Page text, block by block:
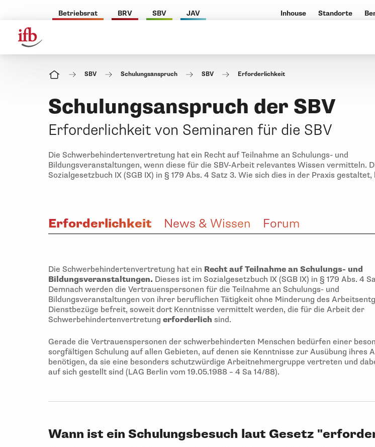
Betriebsrat BRV SBV JAV Inhouse Standorte
SBV Schulungsanspruch SBV Erforderlichkeit
Schulungsanspruch der SBV
Erforderlichkeit von Seminaren für die SBV
Die Schwerbehindertenvertretung hat ein Recht auf Teilnahme an Schulungs- und
Bildungsveranstaltungen, wenn diese für die SBV-Arbeit relevantes Wissen vermitteln.
Sozialgesetzbuch IX (SGB IX) in § 179 Abs. 4 Satz 3. Wie sich dies in der Praxis gestaltet,
Erforderlichkeit News & Wissen Forum
Die Schwerbehindertenvertretung hat ein Recht auf Teilnahme an Schulungs- und
Bildungsveranstaltungen. Dieses ist im Sozialgesetzbuch IX (SGB IX) in § 179 Abs. 4
Demnach werden die Vertrauenspersonen für die Teilnahme an Schulungs- und
Bildungsveranstaltungen von ihrer beruflichen Tätigkeit ohne Minderung des
Dienstbezüge befreit, soweit dort Kenntnisse vermittelt werden, die für die Arbeit der
Schwerbehindertenvertretung erforderlich sind.
Gerade die Vertrauenspersonen der schwerbehinderten Menschen bedürfen einer
sorgfältigen Schulung auf allen Gebieten, auf denen sie Kenntnisse zur Ausübung ihres
benötigen, da sie eine besonders schutzwürdige Arbeitnehmergruppe vertreten und
auf sich gestellt sind (LAG Berlin vom 19.05.1988 – 4 Sa 14/88).
Wann ist ein Schulungsbesuch laut Gesetz